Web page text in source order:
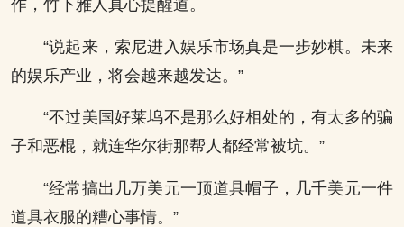
作，竹下雅人真心提醒道。
“说起来，索尼进入娱乐市场真是一步妙棋。未来
的娱乐产业，将会越来越发达。”
“不过美国好莱坞不是那么好相处的，有太多的骗
子和恶棍，就连华尔街那帮人都经常被坑。”
“经常搞出几万美元一顶道具帽子，几千美元一件
道具衣服的糟心事情。”